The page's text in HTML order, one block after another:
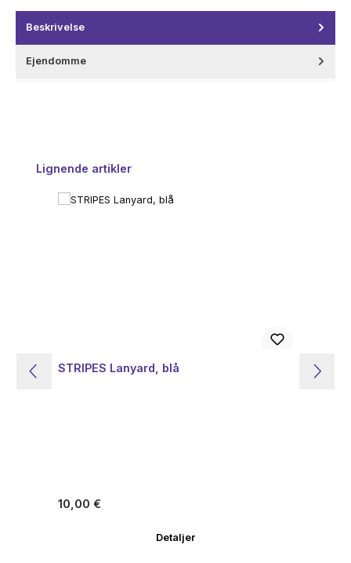
Beskrivelse
Ejendomme
Spring produktgalleriet over
Lignende artikler
STRIPES Lanyard, blå
Almindelig pris:
10,00 €
Detaljer